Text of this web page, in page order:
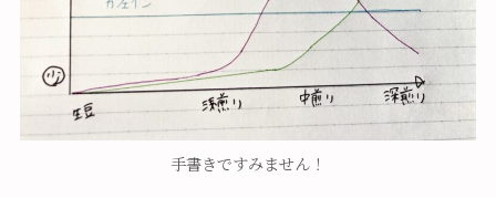
手書きですみません！